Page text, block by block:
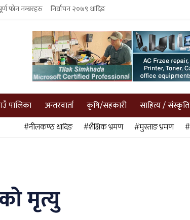
फोन नम्बरहरु निर्वाचन २०७९ धादिङ
पालिका अन्तरवार्ता कृषि/सहकारी साहित्य / संस्कृति
#नीलकण्ठ धादिङ #शैक्षिक भ्रमण #मुस्ताङ भ्रमण
मृत्यु